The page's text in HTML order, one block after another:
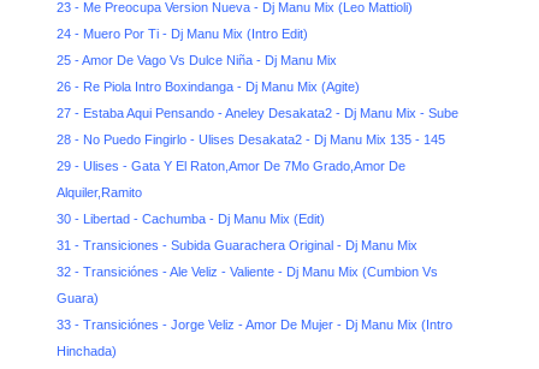
23 - Me Preocupa Version Nueva - Dj Manu Mix (Leo Mattioli)
24 - Muero Por Ti - Dj Manu Mix (Intro Edit)
25 - Amor De Vago Vs Dulce Niña - Dj Manu Mix
26 - Re Piola Intro Boxindanga - Dj Manu Mix (Agite)
27 - Estaba Aqui Pensando - Aneley Desakata2 - Dj Manu Mix - Sube
28 - No Puedo Fingirlo - Ulises Desakata2 - Dj Manu Mix 135 - 145
29 - Ulises - Gata Y El Raton,Amor De 7Mo Grado,Amor De
Alquiler,Ramito
30 - Libertad - Cachumba - Dj Manu Mix (Edit)
31 - Transiciones - Subida Guarachera Original - Dj Manu Mix
32 - Transiciónes - Ale Veliz - Valiente - Dj Manu Mix (Cumbion Vs
Guara)
33 - Transiciónes - Jorge Veliz - Amor De Mujer - Dj Manu Mix (Intro
Hinchada)